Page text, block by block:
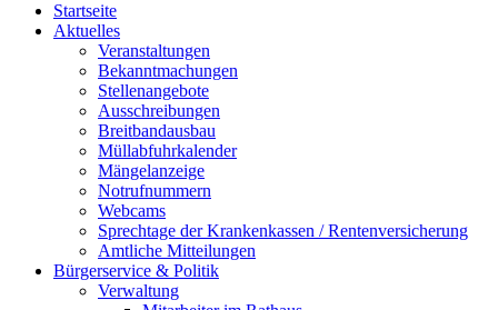
Startseite
Aktuelles
Veranstaltungen
Bekanntmachungen
Stellenangebote
Ausschreibungen
Breitbandausbau
Müllabfuhrkalender
Mängelanzeige
Notrufnummern
Webcams
Sprechtage der Krankenkassen / Rentenversicherung
Amtliche Mitteilungen
Bürgerservice & Politik
Verwaltung